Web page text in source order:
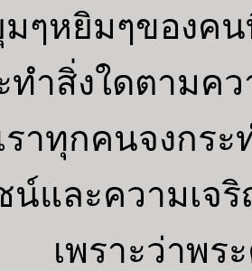
มๆหยิมๆของ
ทำสิ่งใดตามค
าทุกคนจงกร
น์และความเจ
ราะว่าพระค